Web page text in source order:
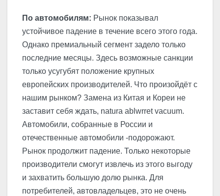
По автомобилям: Рынок показывал
устойчивое падение в течение всего этого года.
Однако премиальный сегмент задело только
последние месяцы. Здесь возможные санкции
только усугубят положение крупных
европейских производителей. Что произойдёт с
нашим рынком? Замена из Китая и Кореи не
заставит себя ждать, natura ablwrret vacuum.
Автомобили, собранные в России и
отечественные автомобили -подорожают.
Рынок продолжит падение. Только некоторые
производители смогут извлечь из этого выгоду
и захватить большую долю рынка. Для
потребителей, автовладельцев, это не очень